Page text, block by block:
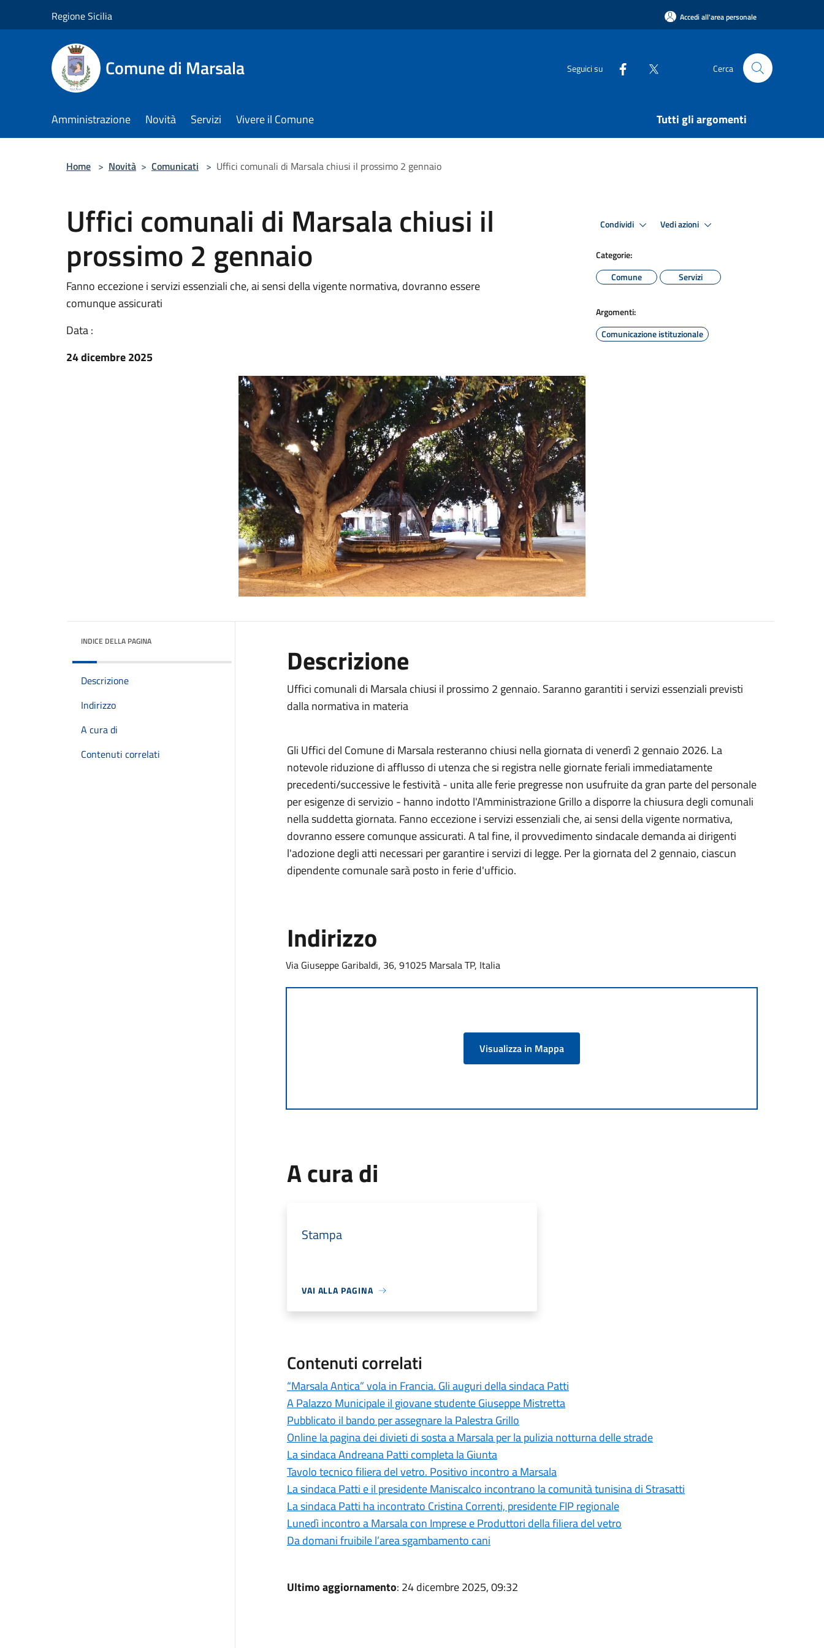
Regione Sicilia Accedi all'area personale
Comune di Marsala Seguici su Cerca
Amministrazione Novità Servizi Vivere il Comune Tutti gli argomenti
Home > Novità > Comunicati > Uffici comunali di Marsala chiusi il prossimo 2 gennaio
Uffici comunali di Marsala chiusi il
prossimo 2 gennaio
Fanno eccezione i servizi essenziali che, ai sensi della vigente normativa, dovranno essere
comunque assicurati
Data :
24 dicembre 2025
Condividi Vedi azioni
Categorie:
Comune
Servizi
Argomenti:
Comunicazione istituzionale
INDICE DELLA PAGINA
Descrizione
Indirizzo
A cura di
Contenuti correlati
Descrizione
Uffici comunali di Marsala chiusi il prossimo 2 gennaio. Saranno garantiti i servizi essenziali previsti
dalla normativa in materia
Gli Uffici del Comune di Marsala resteranno chiusi nella giornata di venerdì 2 gennaio 2026. La
notevole riduzione di afflusso di utenza che si registra nelle giornate feriali immediatamente
precedenti/successive le festività - unita alle ferie pregresse non usufruite da gran parte del personale
per esigenze di servizio - hanno indotto l'Amministrazione Grillo a disporre la chiusura degli comunali
nella suddetta giornata. Fanno eccezione i servizi essenziali che, ai sensi della vigente normativa,
dovranno essere comunque assicurati. A tal fine, il provvedimento sindacale demanda ai dirigenti
l'adozione degli atti necessari per garantire i servizi di legge. Per la giornata del 2 gennaio, ciascun
dipendente comunale sarà posto in ferie d'ufficio.
Indirizzo
Via Giuseppe Garibaldi, 36, 91025 Marsala TP, Italia
Visualizza in Mappa
A cura di
Stampa
VAI ALLA PAGINA
Contenuti correlati
“Marsala Antica” vola in Francia. Gli auguri della sindaca Patti
A Palazzo Municipale il giovane studente Giuseppe Mistretta
Pubblicato il bando per assegnare la Palestra Grillo
Online la pagina dei divieti di sosta a Marsala per la pulizia notturna delle strade
La sindaca Andreana Patti completa la Giunta
Tavolo tecnico filiera del vetro. Positivo incontro a Marsala
La sindaca Patti e il presidente Maniscalco incontrano la comunità tunisina di Strasatti
La sindaca Patti ha incontrato Cristina Correnti, presidente FIP regionale
Lunedì incontro a Marsala con Imprese e Produttori della filiera del vetro
Da domani fruibile l’area sgambamento cani
Ultimo aggiornamento: 24 dicembre 2025, 09:32